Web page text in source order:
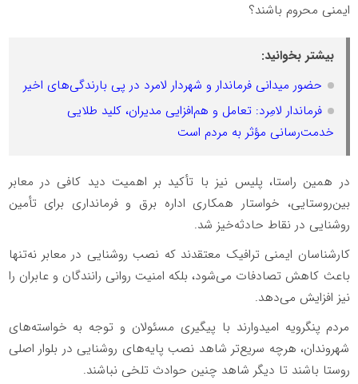
ایمنی محروم باشند؟
بیشتر بخوانید:
حضور میدانی فرماندار و شهردار لامرد در پی بارندگی‌های اخیر
فرماندار لامِرد: تعامل و هم‌افزایی مدیران، کلید طلایی
خدمت‌رسانی مؤثر به مردم است
در همین راستا، پلیس نیز با تأکید بر اهمیت دید کافی در معابر
بین‌روستایی، خواستار همکاری اداره برق و فرمانداری برای تأمین
روشنایی در نقاط حادثه‌خیز شد.
کارشناسان ایمنی ترافیک معتقدند که نصب روشنایی در معابر نه‌تنها
باعث کاهش تصادفات می‌شود، بلکه امنیت روانی رانندگان و عابران را
نیز افزایش می‌دهد.
مردم پنگرویه امیدوارند با پیگیری مسئولان و توجه به خواسته‌های
شهروندان، هرچه سریع‌تر شاهد نصب پایه‌های روشنایی در بلوار اصلی
روستا باشند تا دیگر شاهد چنین حوادث تلخی نباشند.